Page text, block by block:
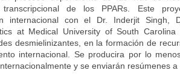
transcripcional de los PPARs. Este
internacional con el Dr. Inderjit Singh,
at Medical University of South
desmielinizantes, en la formación de
internacional. Se producira por lo
y se enviarán resúmenes